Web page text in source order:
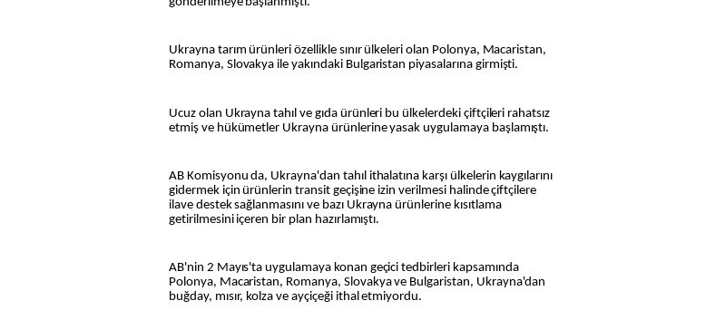
Ukrayna tarım ürünleri özellikle sınır ülkeleri olan Polonya, Macaristan,
Romanya, Slovakya ile yakındaki Bulgaristan piyasalarına girmişti.
Ucuz olan Ukrayna tahıl ve gıda ürünleri bu ülkelerdeki çiftçileri rahatsız
etmiş ve hükümetler Ukrayna ürünlerine yasak uygulamaya başlamıştı.
AB Komisyonu da, Ukrayna'dan tahıl ithalatına karşı ülkelerin kaygılarını
gidermek için ürünlerin transit geçişine izin verilmesi halinde çiftçilere
ilave destek sağlanmasını ve bazı Ukrayna ürünlerine kısıtlama
getirilmesini içeren bir plan hazırlamıştı.
AB'nin 2 Mayıs'ta uygulamaya konan geçici tedbirleri kapsamında
Polonya, Macaristan, Romanya, Slovakya ve Bulgaristan, Ukrayna'dan
buğday, mısır, kolza ve ayçiçeği ithal etmiyordu.